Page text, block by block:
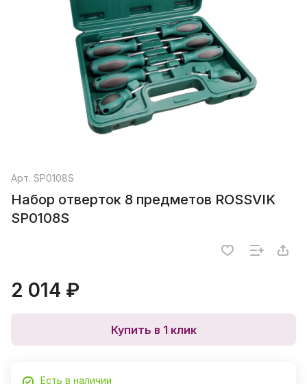
Арт. SP0108S
Набор отверток 8 предметов ROSSVIK
SP0108S
2 014 ₽
Купить в 1 клик
Есть в наличии